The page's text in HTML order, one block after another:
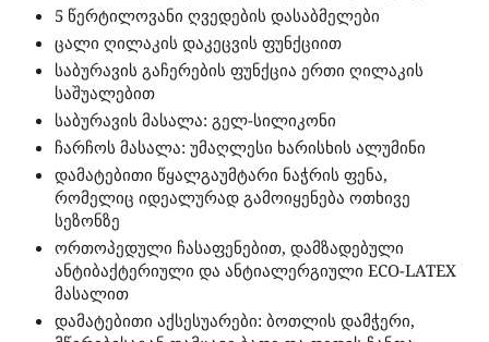
5 წერტილოვანი ღვედების დასაბმელები
ცალი ღილაკის დაკეცვის ფუნქციით
საბურავის გაჩერების ფუნქცია ერთი ღილაკის
საშუალებით
საბურავის მასალა: გელ-სილიკონი
ჩარჩოს მასალა: უმაღლესი ხარისხის ალუმინი
დამატებითი წყალგაუმტარი ნაჭრის ფენა,
რომელიც იდეალურად გამოიყენება ოთხივე
სეზონზე
ორთოპედული ჩასაფენებით, დამზადებული
ანტიბაქტერიული და ანტიალერგიული ECO-LATEX
მასალით
დამატებითი აქსესუარები: ბოთლის დამჭერი,